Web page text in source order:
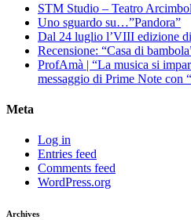
STM Studio – Teatro
Uno sguardo su…”Pandora”
Dal 24 luglio l’VIII edizione
Recensione: “Casa di
ProfAmà | “La musica si
messaggio di Prime Note con
Meta
Log in
Entries feed
Comments feed
WordPress.org
Archives